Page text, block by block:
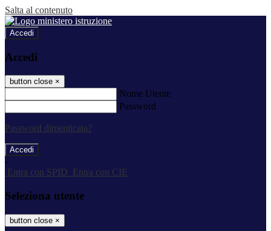
Salta al contenuto
Accedi
Accedi
button close ×
Nome Utente
Password
Password dimenticata?
-
Entra con SPID
Entra con CIE
Seleziona utente
button close ×